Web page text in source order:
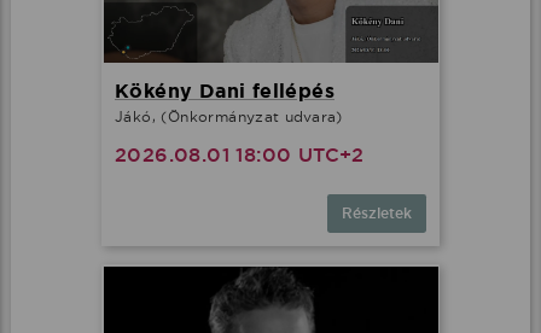
Kökény Dani fellépés
Jákó, (Önkormányzat udvara)
2026.08.01 18:00 UTC+2
Részletek